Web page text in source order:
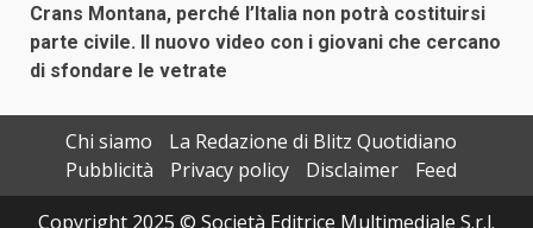
Crans Montana, perché l’Italia non potrà costituirsi
parte civile. Il nuovo video con i giovani che cercano
di sfondare le vetrate
Chi siamo
La Redazione di Blitz Quotidiano
Pubblicità
Privacy policy Disclaimer
Feed
Copyright 2025 © Società Editrice Multimediale S.r.l.